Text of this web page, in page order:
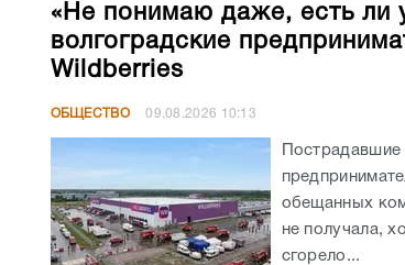
«Не понимаю даже, есть ли
волгоградские
Wildberries
ОБЩЕСТВО 09.08.2026 10:13
обещанных
не получала,
сгорело...